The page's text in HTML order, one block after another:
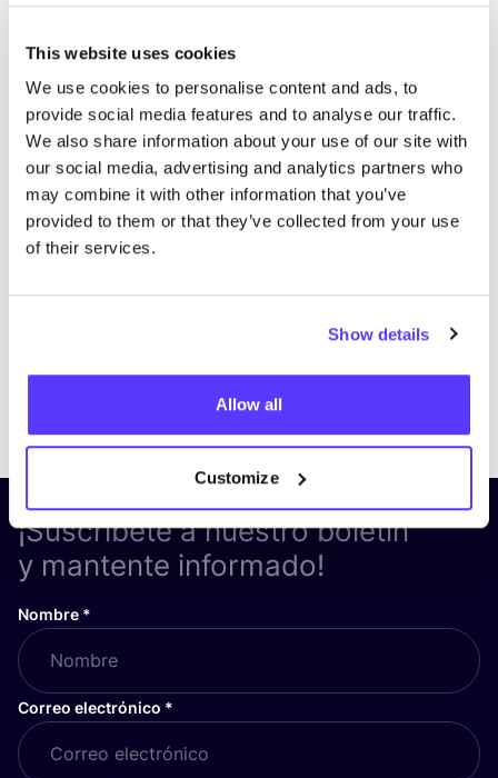
This website uses cookies
We use cookies to personalise content and ads, to
provide social media features and to analyse our traffic.
We also share information about your use of our site with
our social media, advertising and analytics partners who
may combine it with other information that you’ve
provided to them or that they’ve collected from your use
of their services.
Show details
Allow all
Customize
¡Suscríbete a nuestro boletín
y mantente informado!
Nombre *
Correo electrónico *